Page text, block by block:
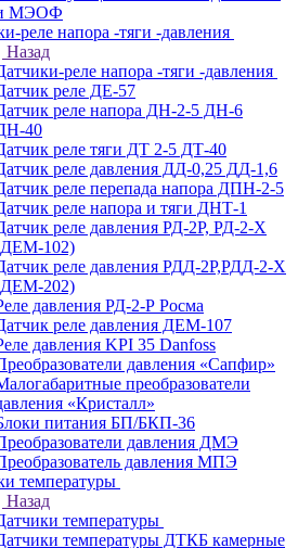
МЭОФ
реле напора -тяги -давления
Назад
реле напора -тяги -давления
реле ДЕ-57
реле напора ДН-2-5 ДН-6
40
реле тяги ДТ 2-5 ДТ-40
реле давления ДД-0,25 ДД-1,6
реле перепада напора ДПН-2-5
реле напора и тяги ДНТ-1
реле давления РД-2Р, РД-2-Х
102)
реле давления РДД-2Р,РДД-2-Х
202)
давления РД-2-Р Росма
реле давления ДЕМ-107
давления KPI 35 Danfoss
давления «Сапфир»
преобразователи
«Кристалл»
питания БП/БКП-36
давления ДМЭ
давления МПЭ
температуры
Назад
температуры
температуры ДТКБ камерные